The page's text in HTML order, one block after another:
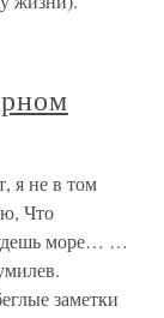
я не в том
Что
море… …
заметки